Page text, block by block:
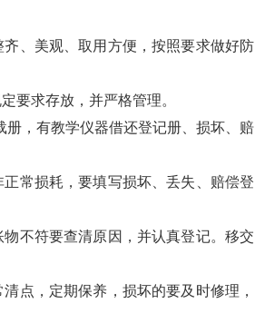
、美观、取用方便，按照要求做好防
要求存放，并严格管理。
，有教学仪器借还登记册、损坏、赔
常损耗，要填写损坏、丢失、赔偿登
不符要查清原因，并认真登记。移交
点，定期保养，损坏的要及时修理，